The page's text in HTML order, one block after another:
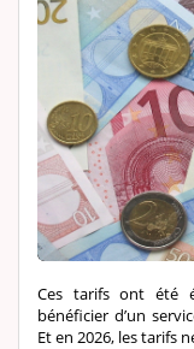
Ces tarifs ont été
bénéficier d’un
Et en 2026, les tarifs